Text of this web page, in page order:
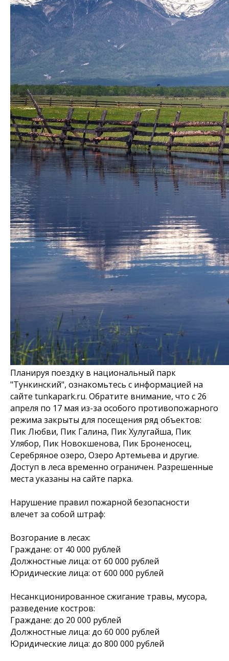
Планируя поездку в национальный парк
"Тункинский", ознакомьтесь с информацией на
сайте tunkapark.ru. Обратите внимание, что с 26
апреля по 17 мая из-за особого противопожарного
режима закрыты для посещения ряд объектов:
Пик Любви, Пик Галина, Пик Хулугайша, Пик
Улябор, Пик Новокшенова, Пик Броненосец,
Серебряное озеро, Озеро Артемьева и другие.
Доступ в леса временно ограничен. Разрешенные
места указаны на сайте парка.
Нарушение правил пожарной безопасности
влечет за собой штраф:
Возгорание в лесах:
Граждане: от 40 000 рублей
Должностные лица: от 60 000 рублей
Юридические лица: от 600 000 рублей
Несанкционированное сжигание травы, мусора,
разведение костров:
Граждане: до 20 000 рублей
Должностные лица: до 60 000 рублей
Юридические лица: до 800 000 рублей